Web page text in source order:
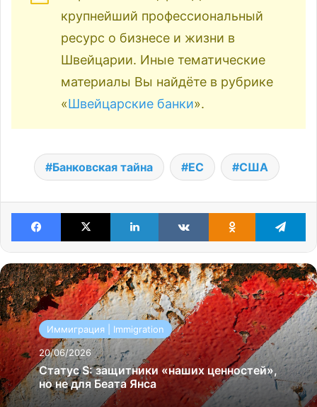
крупнейший профессиональный
ресурс о бизнесе и жизни в
Швейцарии. Иные тематические
материалы Вы найдёте в рубрике
«Швейцарские банки».
Банковская тайна ЕС США
Facebook X LinkedIn VKontakteOdnoklassniki
Иммиграция | Immigration
20/06/2026
Статус S: защитники «наших ценностей»,
но не для Беата Янса